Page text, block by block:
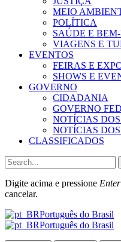
MEIO
POLÍTICA
SAÚDE E
VIAGENS E
EVENTOS
FEIRAS E
SHOWS E
GOVERNO
CIDADANIA
GOVERNO
NOTÍCIAS
NOTÍCIAS
CLASSIFICADOS
Digite acima e pressione Enter
cancelar.
Português do Brasil
Português do Brasil